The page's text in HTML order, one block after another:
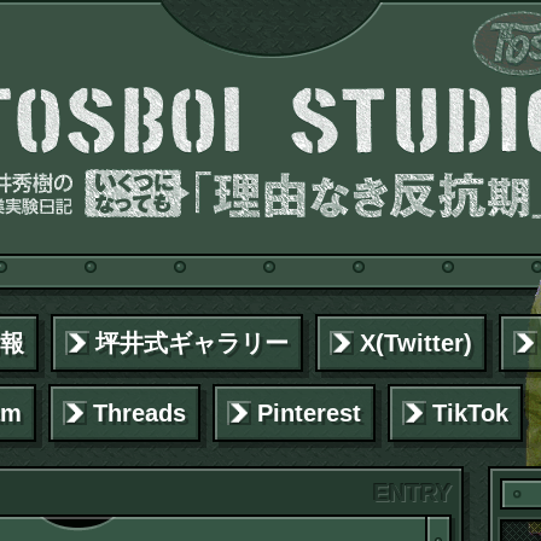
坪井式ギャラリー X(Twitter)
Threads Pinterest TikTok